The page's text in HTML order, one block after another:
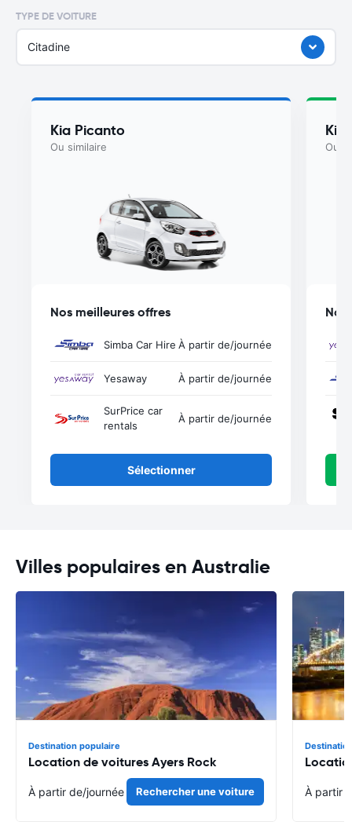
TYPE DE VOITURE
Citadine
Kia Picanto
Ou similaire
Nos meilleures offres
Simba Car Hire À partir de/journée
Yesaway À partir de/journée
SurPrice car
rentals
À partir de/journée
Sélectionner
Kia
Ou
Nos
Villes populaires en Australie
Destination populaire
Location de voitures Ayers Rock
À partir de/journée Rechercher une voiture À partir